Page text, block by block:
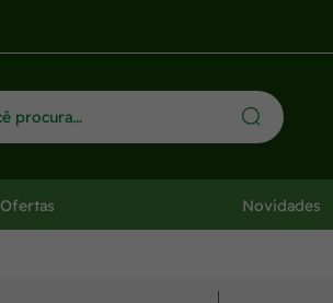
Ofertas Novidades